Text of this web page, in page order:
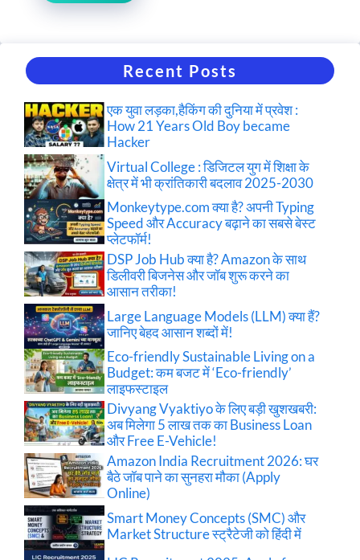
Recent Posts
एक युवा लड़का,हैकिंग की दुनिया में प्रवेश :
How 21 Years Old Boy became
Hacker
Virtual College : डिजिटल युग में शिक्षा के
क्षेत्र में भी क्रांतिकारी बदलाव 2025-2030
Monkeytype.com क्या है? अपनी Typing
Speed और Accuracy बढ़ाने का सबसे बेस्ट
प्लेटफॉर्म!
DSP Job Hub क्या है? Amazon के साथ
डिलीवरी बिजनेस और जॉब शुरू करने का
आसान तरीका!
Large Language Models (LLM) क्या हैं?
जानिए बेहद आसान शब्दों में!
Eco-friendly Sustainable Living on a
Budget: कम बजट में ‘Eco-friendly’
लाइफस्टाइल
Divyang Vyaktiyo के लिए बड़ी खुशखबरी:
अब मिलेगा 5 लाख तक का Business Loan
और Free E-Vehicle!
Amazon India Recruitment 2026: घर
बैठे जॉब पाने का सुनहरा मौका (Apply
Online)
Smart Money Concepts (SMC) और
Market Structure स्ट्रैटेजी को हिंदी में